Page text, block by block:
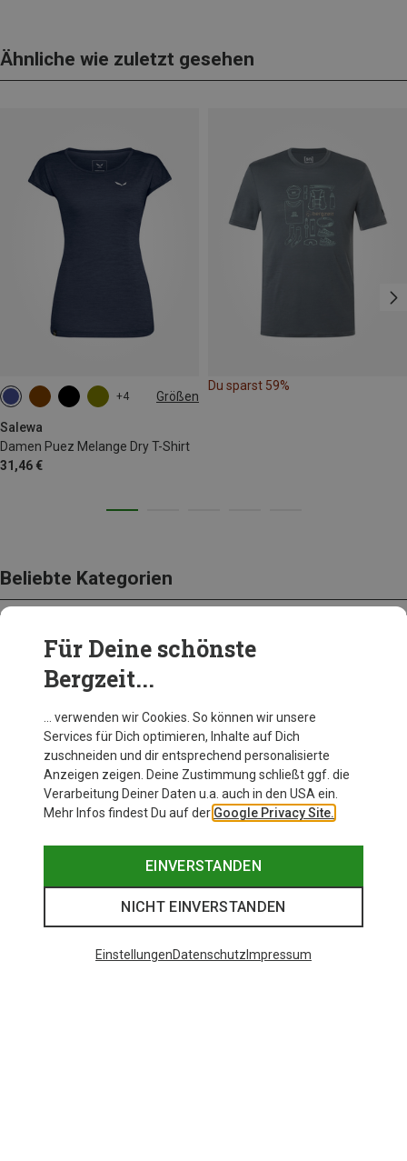
Ähnliche wie zuletzt gesehen
+4 Größen
Salewa
Damen Puez Melange Dry T-Shirt
31,46 €
M L XL XXL
Du sparst 59%
Beliebte Kategorien
BEKLEIDUNG
Für Deine schönste
Bergzeit...
… verwenden wir Cookies. So können wir unsere
Services für Dich optimieren, Inhalte auf Dich
zuschneiden und dir entsprechend personalisierte
Anzeigen zeigen. Deine Zustimmung schließt ggf. die
Verarbeitung Deiner Daten u.a. auch in den USA ein.
Mehr Infos findest Du auf der Google Privacy Site.
EINVERSTANDEN
NICHT EINVERSTANDEN
EinstellungenDatenschutz Impressum